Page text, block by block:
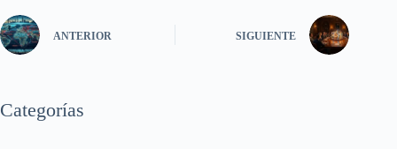
ANTERIOR SIGUIENTE
Categorías